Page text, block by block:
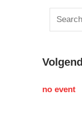
Search
for:
no event